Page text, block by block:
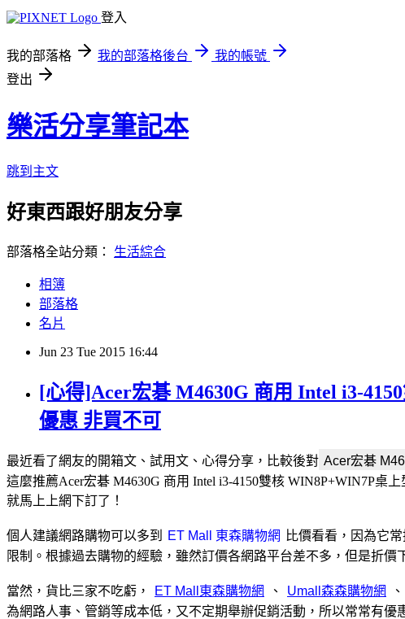
登入
我的部落格 我的部落格後台
我的帳號
登出
樂活分享筆記本
跳到主文
好東西跟好朋友分享
部落格全站分類： 生活綜合
相簿
部落格
名片
Jun 23 Tue 2015 16:44
[心得]Acer宏碁 M4630G 商用 Intel i3-
優惠 非買不可
最近看了網友的開箱文、試用文、心得分享，比較後對
這麼推薦Acer宏碁 M4630G 商用 Intel i3-4150雙核 WIN8P+WIN7P桌
就馬上上網下訂了！
個人建議網路購物可以多到
比價看看，因為它
限制。根據過去購物的經驗，雖然訂價各網路平台差不多，但是折
當然，貨比三家不吃虧， 、 、
為網路人事、管銷等成本低，又不定期舉辦促銷活動，所以常常有優